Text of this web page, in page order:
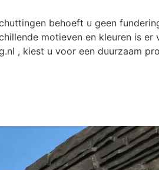
behoeft u geen
motieven en kleuren is er
, kiest u voor een duurzaam